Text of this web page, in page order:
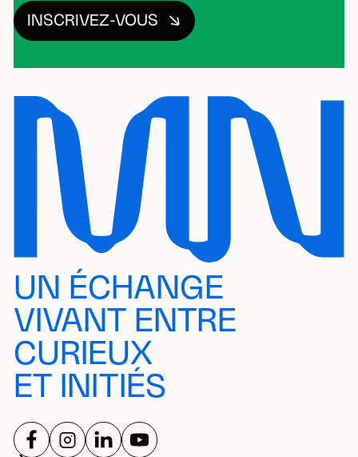
INSCRIVEZ-VOUS
UN ÉCHANGE
VIVANT ENTRE
CURIEUX
ET INITIÉS
SUIVEZ-NOUS SUR
SUIVEZ-NOUS SUR
SUIVEZ-NOUS SUR
SUIVEZ-NOUS SUR